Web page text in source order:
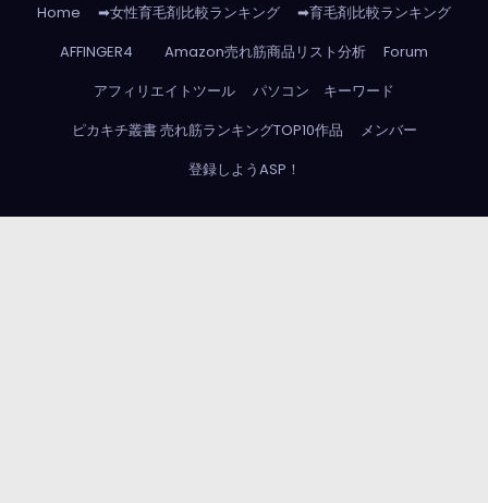
Home ➡女性育毛剤比較ランキング
➡育毛剤比較ランキング
AFFINGER4
Amazon売れ筋商品リスト分析
Forum
アフィリエイトツール
パソコン キーワード
ピカキチ叢書 売れ筋ランキングTOP10作品
メンバー
登録しようASP！